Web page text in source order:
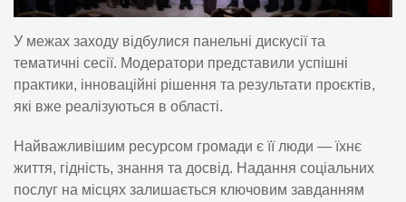
У межах заходу відбулися панельні дискусії та
тематичні сесії. Модератори представили успішні
практики, інноваційні рішення та результати проєктів,
які вже реалізуються в області.
Найважливішим ресурсом громади є її люди — їхнє
життя, гідність, знання та досвід. Надання соціальних
послуг на місцях залишається ключовим завданням